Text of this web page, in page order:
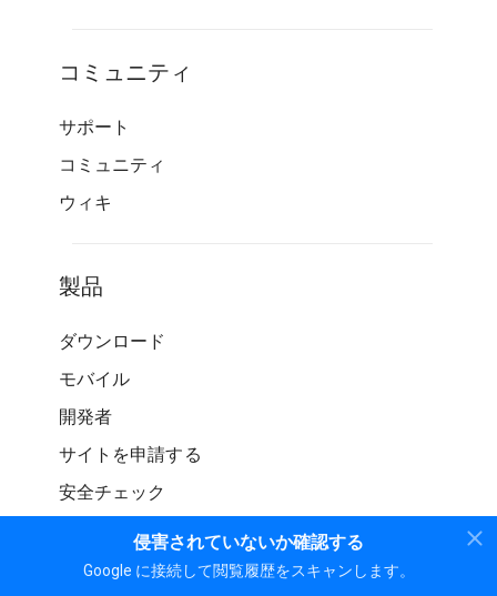
侵害されていないか確認する
Google に接続して閲覧履歴をスキャンします。
コミュニティ
サポート
コミュニティ
ウィキ
製品
ダウンロード
モバイル
開発者
サイトを申請する
安全チェック